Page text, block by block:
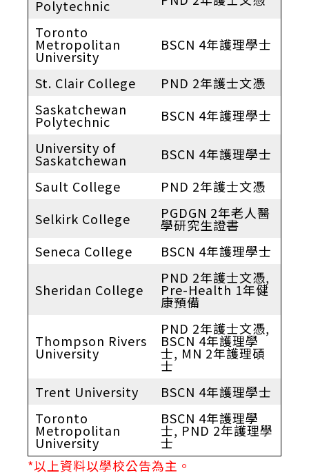
Polytechnic
Toronto
Metropolitan
University
BSCN 4年護理學士
St. Clair College
PND 2年護士文憑
Saskatchewan
Polytechnic
BSCN 4年護理學士
University of
Saskatchewan
BSCN 4年護理學士
Sault College
PND 2年護士文憑
Selkirk College
PGDGN 2年老人醫
學研究生證書
Seneca College
BSCN 4年護理學士
Sheridan College
PND 2年護士文憑,
Pre-Health 1年健
康預備
Thompson Rivers
University
PND 2年護士文憑,
BSCN 4年護理學
士, MN 2年護理碩
士
Trent University
BSCN 4年護理學士
Toronto
Metropolitan
University
BSCN 4年護理學
士, PND 2年護理學
士
*以上資料以學校公告為主。